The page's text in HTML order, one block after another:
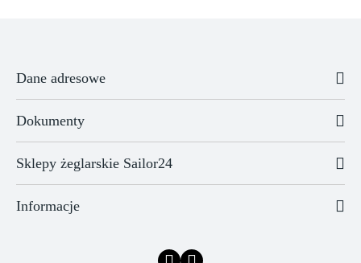
Dane adresowe
Dokumenty
Sklepy żeglarskie Sailor24
Informacje